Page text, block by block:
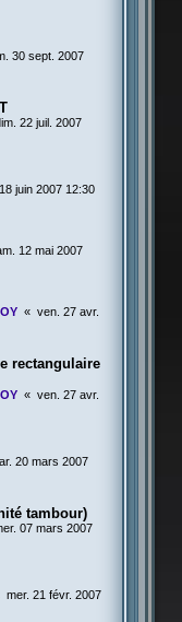
30 sept. 2007
22 juil. 2007
juin 2007 12:30
12 mai 2007
« ven. 27 avr.
rectangulaire
« ven. 27 avr.
20 mars 2007
tambour)
07 mars 2007
mer. 21 févr. 2007